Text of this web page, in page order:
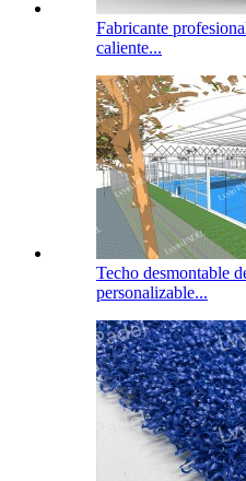
Fabricante
caliente...
Techo desmontable
personalizable...